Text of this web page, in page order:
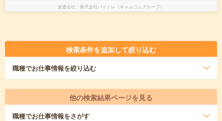
派遣会社 株式会社バイトレ（キャムコムグループ）
検索条件を追加して絞り込む
職種でお仕事情報を絞り込む
他の検索結果ページを見る
職種でお仕事情報をさがす